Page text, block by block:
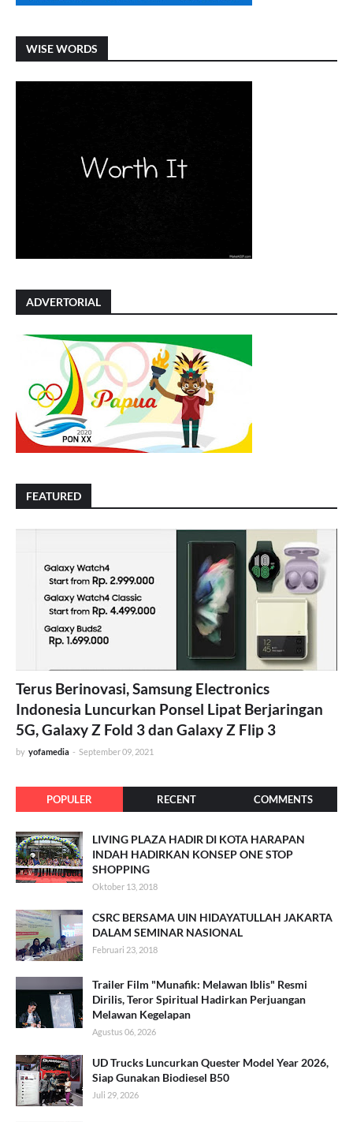
WISE WORDS
ADVERTORIAL
FEATURED
Terus Berinovasi, Samsung Electronics
Indonesia Luncurkan Ponsel Lipat Berjaringan
5G, Galaxy Z Fold 3 dan Galaxy Z Flip 3
by yofamedia - September 09, 2021
POPULER RECENT COMMENTS
LIVING PLAZA HADIR DI KOTA HARAPAN
INDAH HADIRKAN KONSEP ONE STOP
SHOPPING
Oktober 13, 2018
CSRC BERSAMA UIN HIDAYATULLAH JAKARTA
DALAM SEMINAR NASIONAL
Februari 23, 2018
Trailer Film "Munafik: Melawan Iblis" Resmi
Dirilis, Teror Spiritual Hadirkan Perjuangan
Melawan Kegelapan
Agustus 06, 2026
UD Trucks Luncurkan Quester Model Year 2026,
Siap Gunakan Biodiesel B50
Juli 29, 2026